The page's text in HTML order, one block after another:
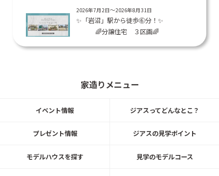
2026年7月2日～2026年8月31日
✨「岩沼」駅から徒歩⑥分！✨
🌈分譲住宅 ３区画🌈
づくりをはじめよう！
設計相談会 開催中！
大和ハウス工業株式会社
家造りメニュー
イベント情報
プレゼント情報
モデルハウスを探す
ジアスってどんなとこ？
ジアスの見学ポイント
見学のモデルコース